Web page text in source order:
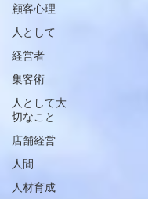
顧客心理
人として
経営者
集客術
人として大
切なこと
店舗経営
人間
人材育成